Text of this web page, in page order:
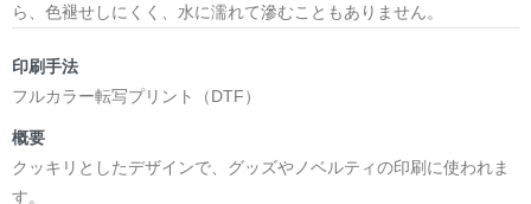
ら、色褪せしにくく、水に濡れて滲むこともありません。
印刷手法
フルカラー転写プリント（DTF）
概要
クッキリとしたデザインで、グッズやノベルティの印刷に使われま
す。